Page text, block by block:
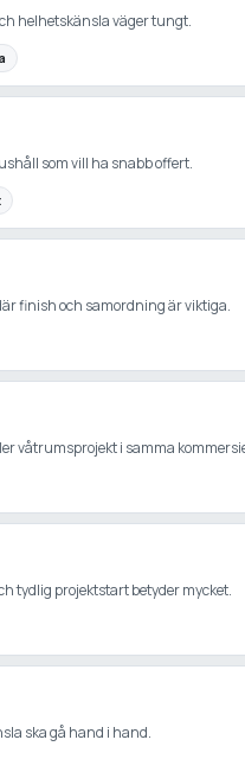
helhetskänsla väger tungt.
som vill ha snabb offert.
finish och samordning är viktiga.
våtrumsprojekt i samma
tydlig projektstart betyder mycket.
ska gå hand i hand.